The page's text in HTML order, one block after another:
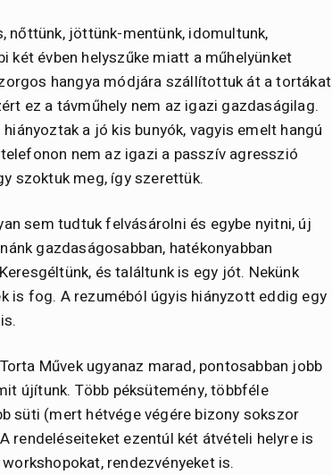
nőttünk, jöttünk-mentünk, idomultunk,
évben helyszűke miatt a műhelyünket
hangya módjára szállítottuk át a tortákat
ez a távműhely nem az igazi gazdaságilag.
a jó kis bunyók, vagyis emelt hangú
nem az igazi a passzív agresszió
szoktuk meg, így szerettük.
sem tudtuk felvásárolni és egybe nyitni, új
gazdaságosabban, hatékonyabban
és találtunk is egy jót. Nekünk
is fog. A rezuméból úgyis hiányzott eddig egy
Művek ugyanaz marad, pontosabban jobb
újítunk. Több péksütemény, többféle
süti (mert hétvége végére bizony sokszor
rendeléseiteket ezentúl két átvételi helyre is
rendezvényeket is.